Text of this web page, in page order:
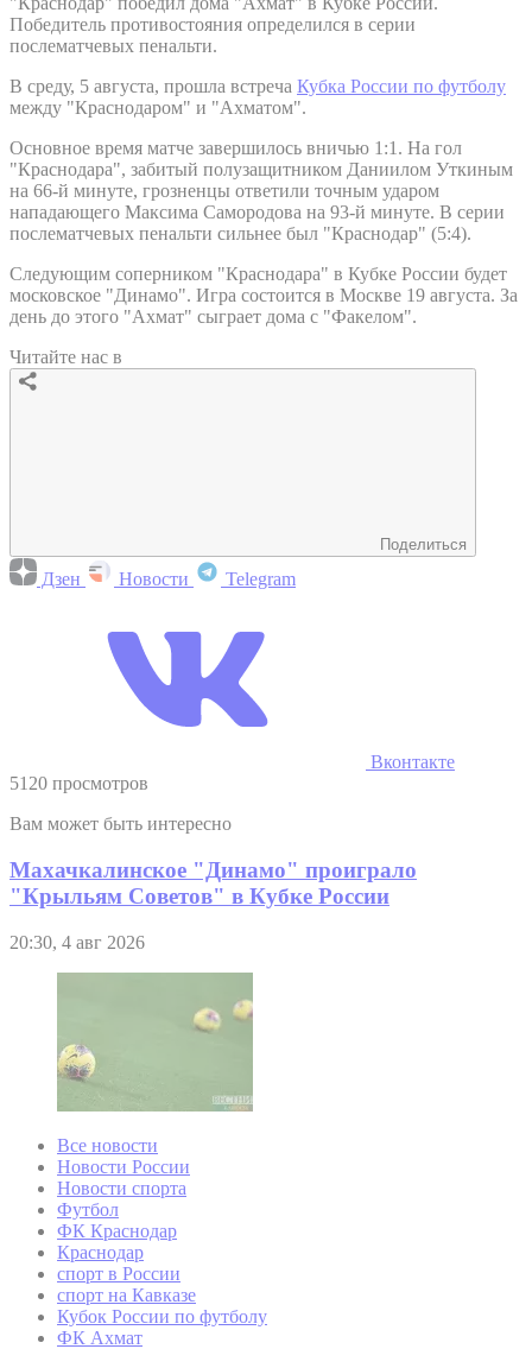
Победитель противостояния определился в серии
послематчевых пенальти.
В среду, 5 августа, прошла встреча Кубка России по футболу
между "Краснодаром" и "Ахматом".
Основное время матче завершилось вничью 1:1. На гол
"Краснодара", забитый полузащитником Даниилом Уткиным
на 66-й минуте, грозненцы ответили точным ударом
нападающего Максима Самородова на 93-й минуте. В серии
послематчевых пенальти сильнее был "Краснодар" (5:4).
Следующим соперником "Краснодара" в Кубке России будет
московское "Динамо". Игра состоится в Москве 19 августа. За
день до этого "Ахмат" сыграет дома с "Факелом".
Читайте нас в
Поделиться
Дзен Новости Telegram
Вконтакте
5120 просмотров
Вам может быть интересно
Махачкалинское "Динамо" проиграло
"Крыльям Советов" в Кубке России
20:30, 4 авг 2026
Все новости
Новости России
Новости спорта
Футбол
ФК Краснодар
Краснодар
спорт в России
спорт на Кавказе
Кубок России по футболу
ФК Ахмат